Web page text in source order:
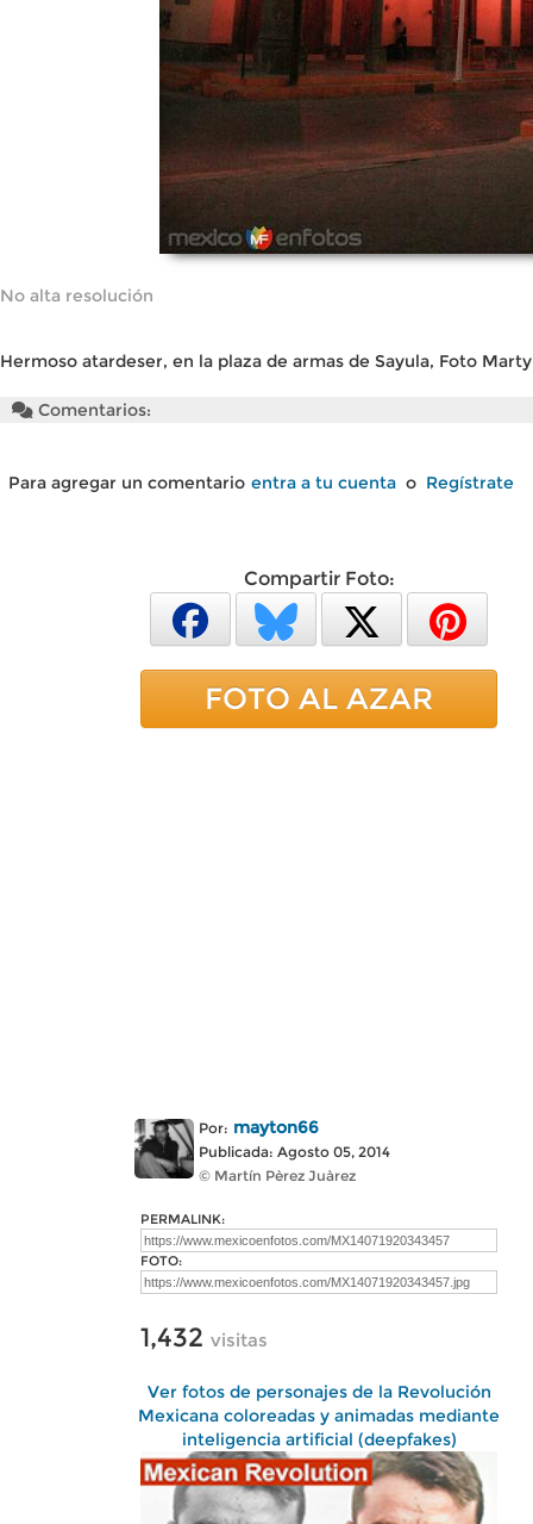
No alta resolución
Hermoso atardeser, en la plaza de armas de Sayula, Foto
Comentarios:
Para agregar un comentario entra a tu cuenta o Regístrate
Compartir Foto:
FOTO AL AZAR
Por: mayton66
Publicada: Agosto 05, 2014
© Martín Pèrez Juàrez
PERMALINK:
FOTO:
1,432 visitas
Ver fotos de personajes de la Revolución
Mexicana coloreadas y animadas mediante
inteligencia artificial (deepfakes)